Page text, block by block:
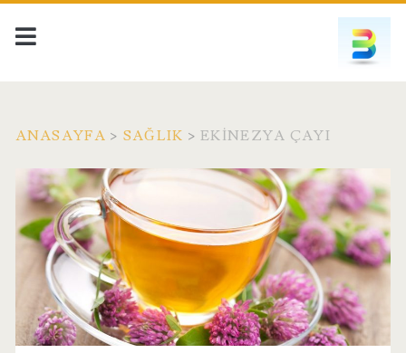
ANASAYFA > SAĞLIK >EKINEZYA ÇAYI